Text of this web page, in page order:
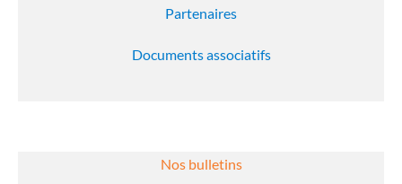
Partenaires
Documents associatifs
Nos bulletins